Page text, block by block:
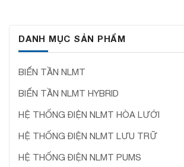
DANH MỤC SẢN PHẨM
BIẾN TẦN NLMT
BIẾN TẦN NLMT HYBRID
HỆ THỐNG ĐIỆN NLMT HÒA LƯỚI
HỆ THỐNG ĐIỆN NLMT LƯU TRỮ
HỆ THỐNG ĐIỆN NLMT PUMS